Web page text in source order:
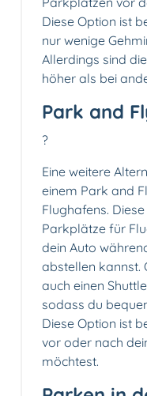
Diese Option ist
nur wenige
Allerdings sind
höher als bei
Park and
?
Eine weitere
einem Park and
Flughafens.
Parkplätze für
dein Auto
abstellen kannst.
auch einen
sodass du
Diese Option ist
vor oder nach
möchtest.